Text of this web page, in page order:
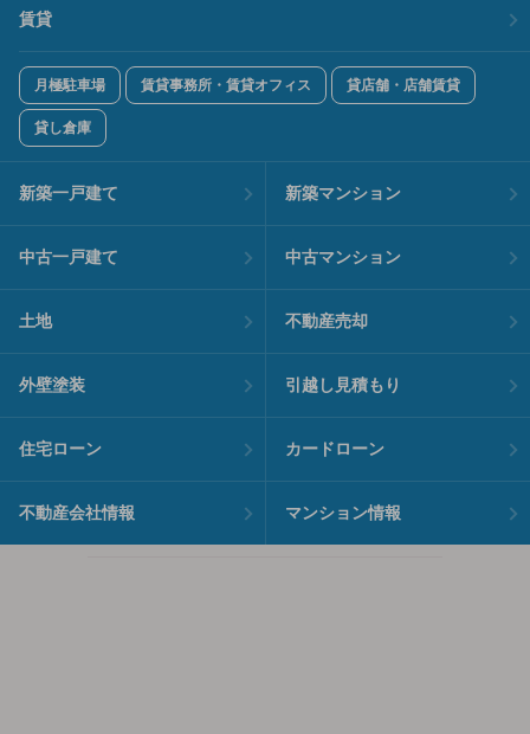
賃貸
月極駐車場 賃貸事務所・賃貸オフィス 貸店舗・店舗賃貸
貸し倉庫
新築一戸建て 新築マンション
中古一戸建て 中古マンション
土地 不動産売却
外壁塗装 引越し見積もり
住宅ローン カードローン
不動産会社情報 マンション情報